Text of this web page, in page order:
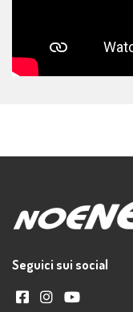
Seguici sui social